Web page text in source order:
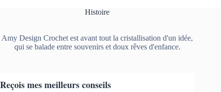
Histoire
Amy Design Crochet est avant tout la cristallisation d'un idée,
qui se balade entre souvenirs et doux rêves d'enfance.
Reçois mes meilleurs conseils